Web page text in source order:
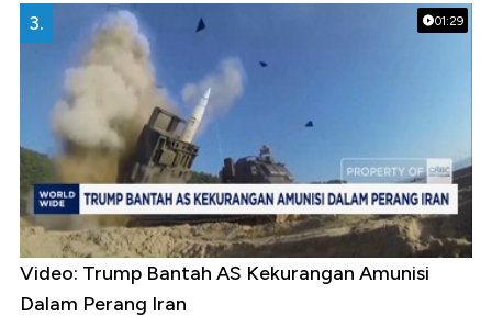
01:29
3.
Video: Trump Bantah AS Kekurangan Amunisi
Dalam Perang Iran